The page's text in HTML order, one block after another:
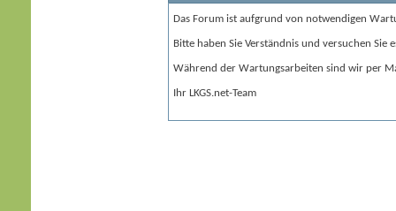
Das Forum ist aufgrund von notwendigen
Bitte haben Sie Verständnis und versuchen Sie
Während der Wartungsarbeiten sind wir per
Ihr LKGS.net-Team